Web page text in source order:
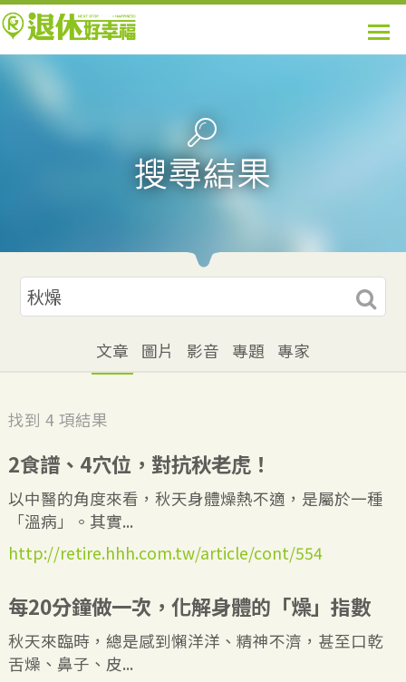
文章 圖片 影音 專題 專家
找到 4 項結果
2食譜、4穴位，對抗秋老虎！
以中醫的角度來看，秋天身體燥熱不適，是屬於一種
「溫病」。其實...
http://retire.hhh.com.tw/article/cont/554
每20分鐘做一次，化解身體的「燥」指數
秋天來臨時，總是感到懶洋洋、精神不濟，甚至口乾
舌燥、鼻子、皮...